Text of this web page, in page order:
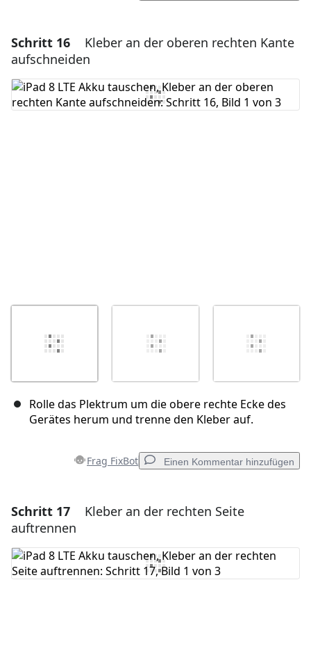
Einen Kommentar hinzufügen
Kommentar hinzufügen
Schritt 16
Kleber an der oberen rechten Kante
aufschneiden
Rolle das Plektrum um die obere rechte Ecke des
Gerätes herum und trenne den Kleber auf.
Frag FixBot Einen Kommentar hinzufügen
Einen Kommentar hinzufügen
Kommentar hinzufügen
Schritt 17
Kleber an der rechten Seite
auftrennen